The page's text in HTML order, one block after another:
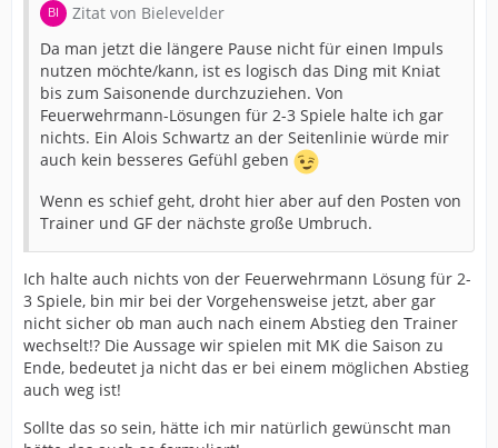
Zitat von Bielevelder
Da man jetzt die längere Pause nicht für einen Impuls
nutzen möchte/kann, ist es logisch das Ding mit Kniat
bis zum Saisonende durchzuziehen. Von
Feuerwehrmann-Lösungen für 2-3 Spiele halte ich gar
nichts. Ein Alois Schwartz an der Seitenlinie würde mir
auch kein besseres Gefühl geben
Wenn es schief geht, droht hier aber auf den Posten von
Trainer und GF der nächste große Umbruch.
Ich halte auch nichts von der Feuerwehrmann Lösung für 2-
3 Spiele, bin mir bei der Vorgehensweise jetzt, aber gar
nicht sicher ob man auch nach einem Abstieg den Trainer
wechselt!? Die Aussage wir spielen mit MK die Saison zu
Ende, bedeutet ja nicht das er bei einem möglichen Abstieg
auch weg ist!
Sollte das so sein, hätte ich mir natürlich gewünscht man